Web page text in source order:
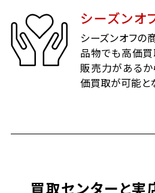
シーズンオ
シーズンオフの
品物でも高価買
販売力があるか
価買取が可能と
買取センターと実